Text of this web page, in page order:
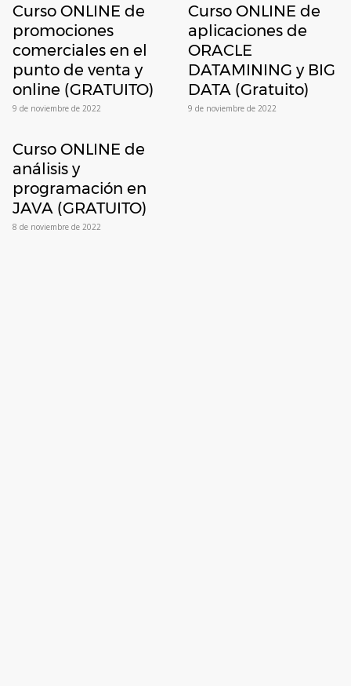
Curso ONLINE de
promociones
comerciales en el
punto de venta y
online (GRATUITO)
9 de noviembre de 2022
Curso ONLINE de
aplicaciones de
ORACLE
DATAMINING y BIG
DATA (Gratuito)
9 de noviembre de 2022
Curso ONLINE de
análisis y
programación en
JAVA (GRATUITO)
8 de noviembre de 2022